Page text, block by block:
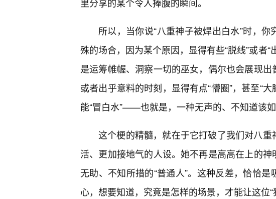
所以，当你说“八重神子被焊出白水”时，
殊的场合，因为某个原因，显得有些“脱线”或者
是运筹帷幄、洞察一切的巫女，偶尔也会展现
或者出乎意料的时刻，显得有点“懵圈”，甚至“
能“冒白水”——也就是，一种无声的、不知道该如
这个梗的精髓，就在于它打破了我们对八
活、更加接地气的人设。她不再是高高在上的
无助、不知所措的“普通人”。这种反差，恰恰
心，想要知道，究竟是怎样的场景，才能让这位“